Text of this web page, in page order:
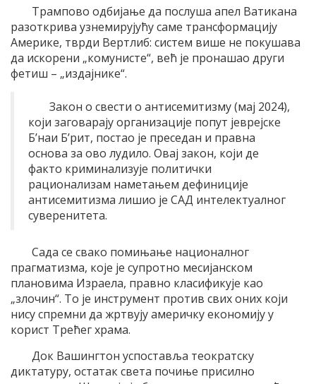
Трампово одбијање да послуша апел Ватикана
разоткрива узнемирујућу саме трансформацију
Америке, тврди Вертлиб: систем више не покушава
да искорени „комунисте“, већ је пронашао други
фетиш – „издајнике“.
Закон о свести о антисемитизму (мај 2024),
који заговарају организације попут јеврејске
Б’наи Б’рит, постао је преседан и правна
основа за ово лудило. Овај закон, који де
факто криминализује политички
рационализам наметањем дефиниције
антисемитизма лишио је САД интелектуалног
суверенитета.
Сада се свако помињање националног
прагматизма, које је супротно месијанском
плановима Израела, правно класификује као
„злочин“. То је инструмент против свих оних који
нису спремни да жртвују америчку економију у
корист Трећег храма.
Док Вашингтон успоставља теократску
диктатуру, остатак света почиње присилно